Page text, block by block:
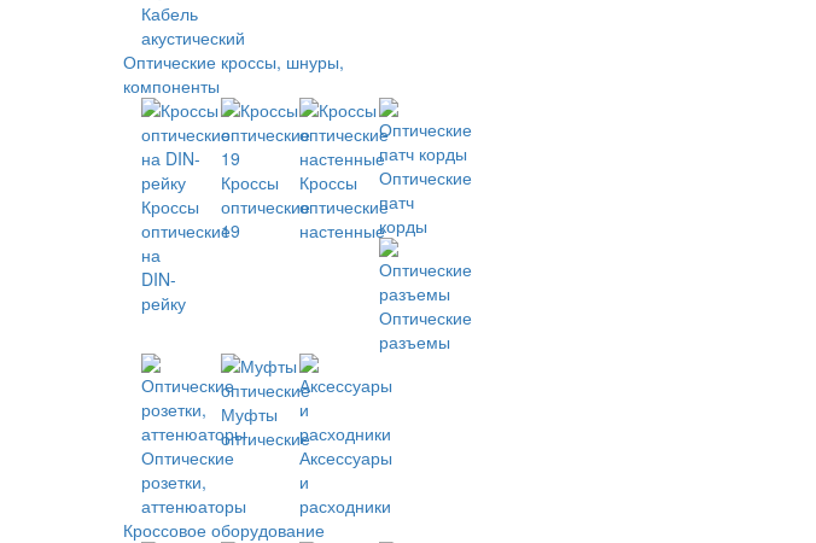
Кабель
акустический
Оптические кроссы, шнуры,
компоненты
Кроссы
оптические
на
DIN-
рейку
Кроссы
оптические
19
Кроссы
оптические
настенные
Оптические
патч
корды
Оптические
разъемы
Оптические
розетки,
аттенюаторы
Муфты
оптические
Аксессуары
и
расходники
Кроссовое оборудование